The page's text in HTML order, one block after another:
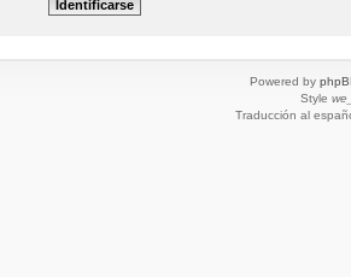
Powered by
Style
Traducción al